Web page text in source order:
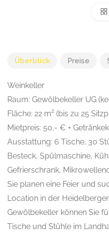
Überblick Preise
Weinkeller
Raum: Gewölbekeller UG
Fläche: 22 m² (bis zu 25
Mietpreis: 50,- € +
Ausstattung: 6 Tische, 30
Besteck, Spülmaschine,
Gefrierschrank,
Sie planen eine Feier und
Location in der
Gewölbekeller können Sie
Tische und Stühle im